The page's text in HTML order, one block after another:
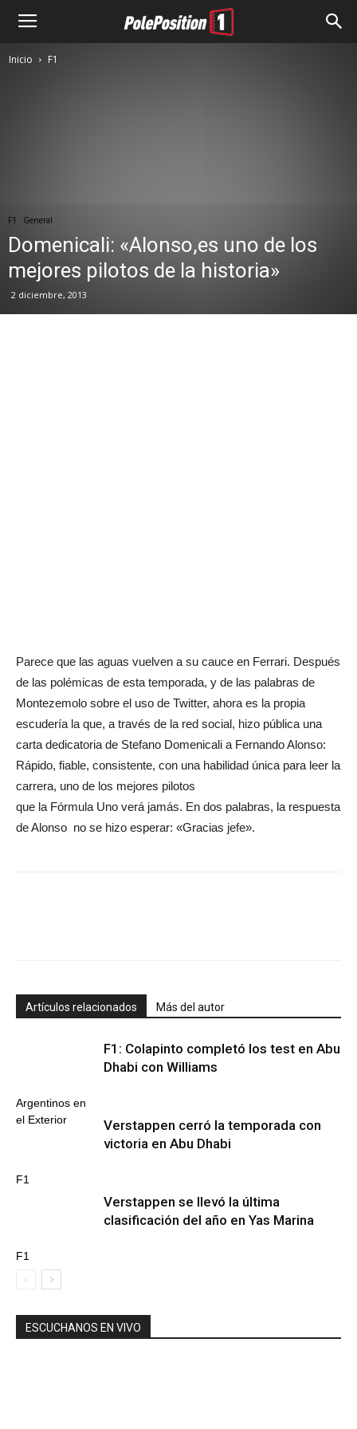
Inicio F1
F1 General
Domenicali: «Alonso,es uno de los
mejores pilotos de la historia»
2 diciembre, 2013
Parece que las aguas vuelven a su cauce en Ferrari. Después
de las polémicas de esta temporada, y de las palabras de
Montezemolo sobre el uso de Twitter, ahora es la propia
escudería la que, a través de la red social, hizo pública una
carta dedicatoria de Stefano Domenicali a Fernando Alonso:
Rápido, fiable, consistente, con una habilidad única para leer la
carrera, uno de los mejores pilotos
que la Fórmula Uno verá jamás. En dos palabras, la respuesta
de Alonso no se hizo esperar: «Gracias jefe».
Artículos relacionados Más del autor
Argentinos en
el Exterior
F1: Colapinto completó los test en Abu
Dhabi con Williams
F1
Verstappen cerró la temporada con
victoria en Abu Dhabi
F1
Verstappen se llevó la última
clasificación del año en Yas Marina
ESCUCHANOS EN VIVO